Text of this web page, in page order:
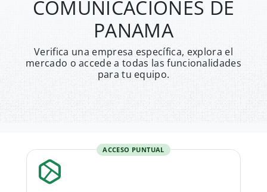
COMUNICACIONES DE
PANAMA
Verifica una empresa específica, explora el
mercado o accede a todas las funcionalidades
para tu equipo.
ACCESO PUNTUAL